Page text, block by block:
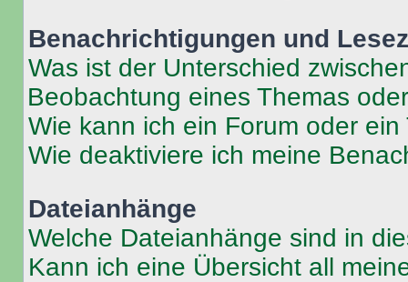
Benachrichtigungen und
Was ist der Unterschied
Beobachtung eines Themas
Wie kann ich ein Forum oder
Wie deaktiviere ich meine
Dateianhänge
Welche Dateianhänge sind in
Kann ich eine Übersicht all